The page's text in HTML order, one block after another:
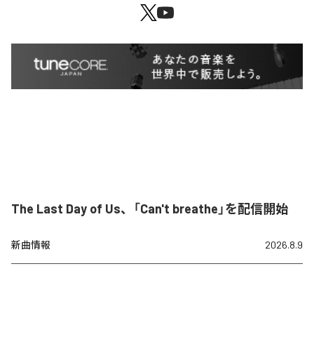
The Last Day of Us、「Can't breathe」を配信開始
新曲情報 2026.8.9